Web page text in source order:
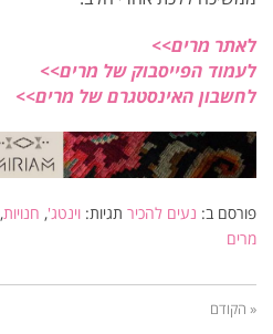
לאתר מרים>>
לעמוד הפייסבוק של מרים>>
לחשבון האינסטגרם של מרים>>
פורסם ב: נעים להכיר תגיות: וינטג', חנויות,
מרים
« הקודם